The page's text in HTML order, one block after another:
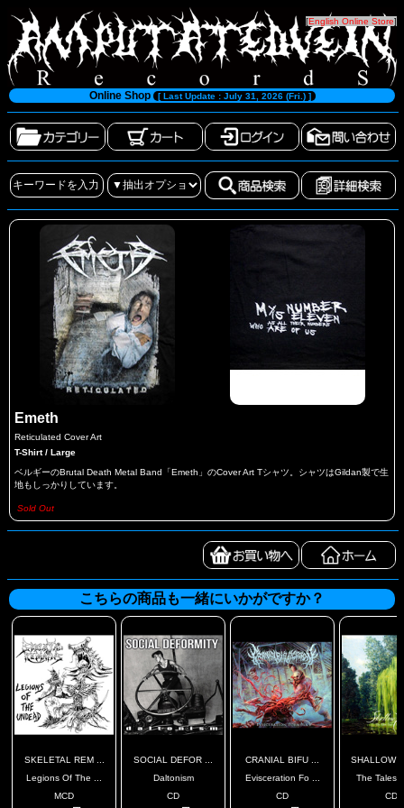
[English Online Store]
Online Shop [ Last Update : July 31, 2026 (Fri.) ]
Emeth
Reticulated Cover Art
T-Shirt / Large
ベルギーのBrutal Death Metal Band「Emeth」のCover Art Tシャツ。シャツはGildan製で生
地もしっかりしています。
Sold Out
こちらの商品も一緒にいかがですか？
SKELETAL REM ...
Legions Of The ...
MCD
SOCIAL DEFOR ...
Daltonism
CD
CRANIAL BIFU ...
Evisceration Fo ...
CD
SHALLOW
The Tales
CD